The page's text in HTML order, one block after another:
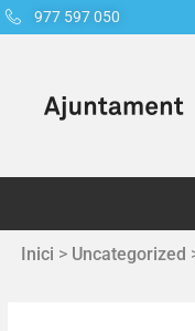
977 597 050
Inici > Uncategorized